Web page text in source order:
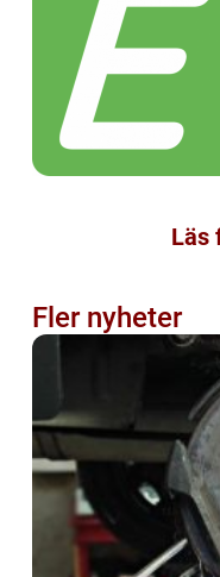
Läs
Fler nyheter